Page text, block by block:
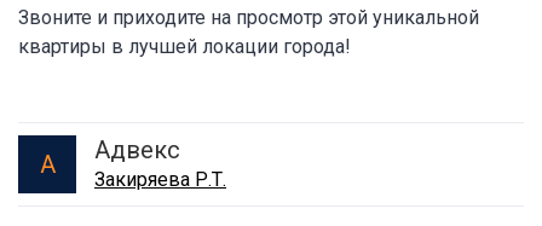
Звоните и приходите на просмотр этой уникальной
квартиры в лучшей локации города!
А Адвекс
Закиряева Р.Т.